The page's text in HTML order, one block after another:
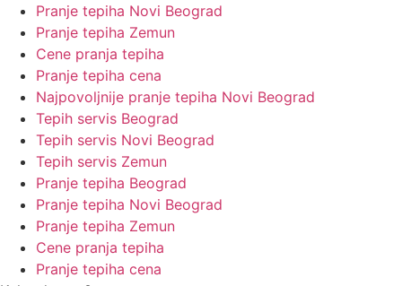
Pranje tepiha Novi Beograd
Pranje tepiha Zemun
Cene pranja tepiha
Pranje tepiha cena
Najpovoljnije pranje tepiha Novi Beograd
Tepih servis Beograd
Tepih servis Novi Beograd
Tepih servis Zemun
Pranje tepiha Beograd
Pranje tepiha Novi Beograd
Pranje tepiha Zemun
Cene pranja tepiha
Pranje tepiha cena